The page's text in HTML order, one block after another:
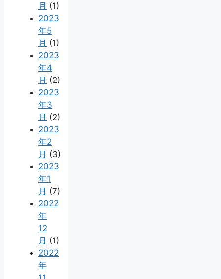
月 (1)
2023
年5
月 (1)
2023
年4
月 (2)
2023
年3
月 (2)
2023
年2
月 (3)
2023
年1
月 (7)
2022
年
12
月 (1)
2022
年